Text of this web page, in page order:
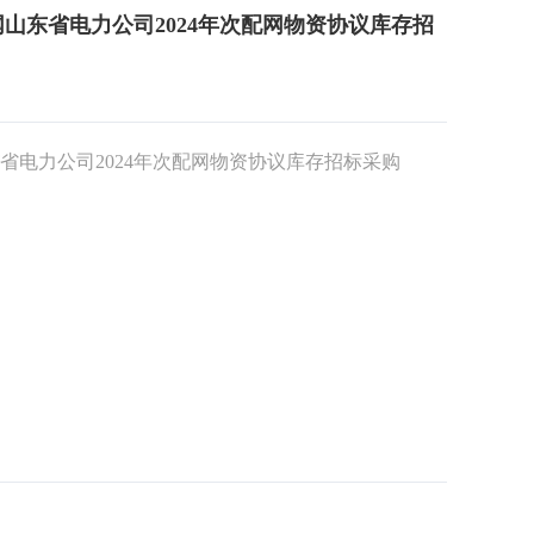
东省电力公司2024年次配网物资协议库存招
电力公司2024年次配网物资协议库存招标采购